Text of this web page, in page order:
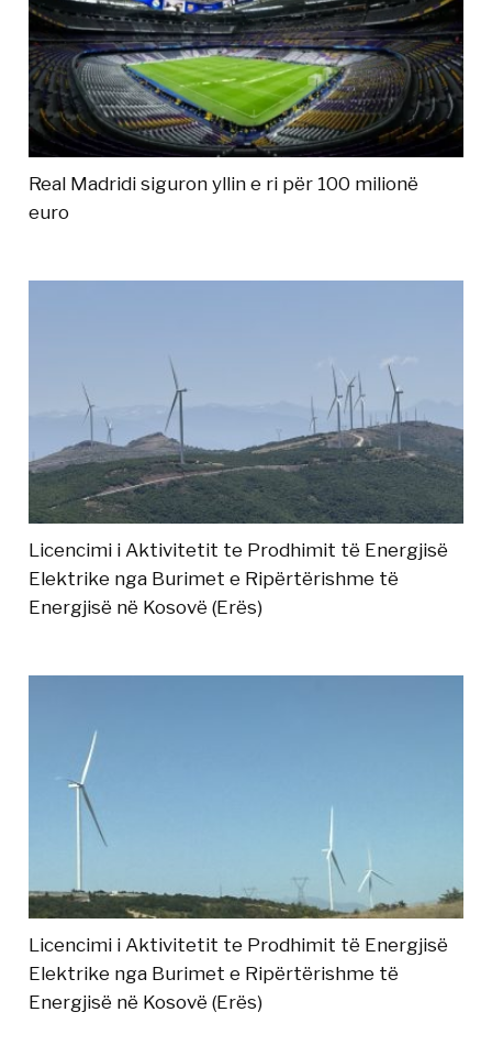
Real Madridi siguron yllin e ri për 100 milionë
euro
Licencimi i Aktivitetit te Prodhimit të Energjisë
Elektrike nga Burimet e Ripërtërishme të
Energjisë në Kosovë (Erës)
Licencimi i Aktivitetit te Prodhimit të Energjisë
Elektrike nga Burimet e Ripërtërishme të
Energjisë në Kosovë (Erës)